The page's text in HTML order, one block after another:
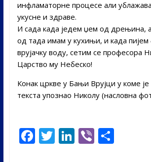
инфламаторне процесе али
укусне и здраве.
И сада кадa једем џем од дрењина, а
од тада имам у кухињи, и када пијем
врујачку воду, сетим се професора
Царство му Небеско!
Конак цркве у Бањи Врујци у коме је
текста упознао Николу (насловна
F
ac
T
w
Li
n
Vi
b
S